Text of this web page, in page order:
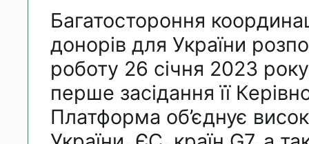
Багатостороння
донорів для України
роботу 26 січня 2023
перше засідання її
Платформа об’єднує